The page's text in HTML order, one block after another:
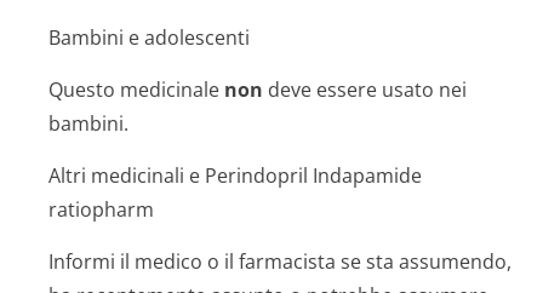
Bambini e adolescenti
Questo medicinale non deve essere usato nei
bambini.
Altri medicinali e Perindopril Indapamide
ratiopharm
Informi il medico o il farmacista se sta assumendo,